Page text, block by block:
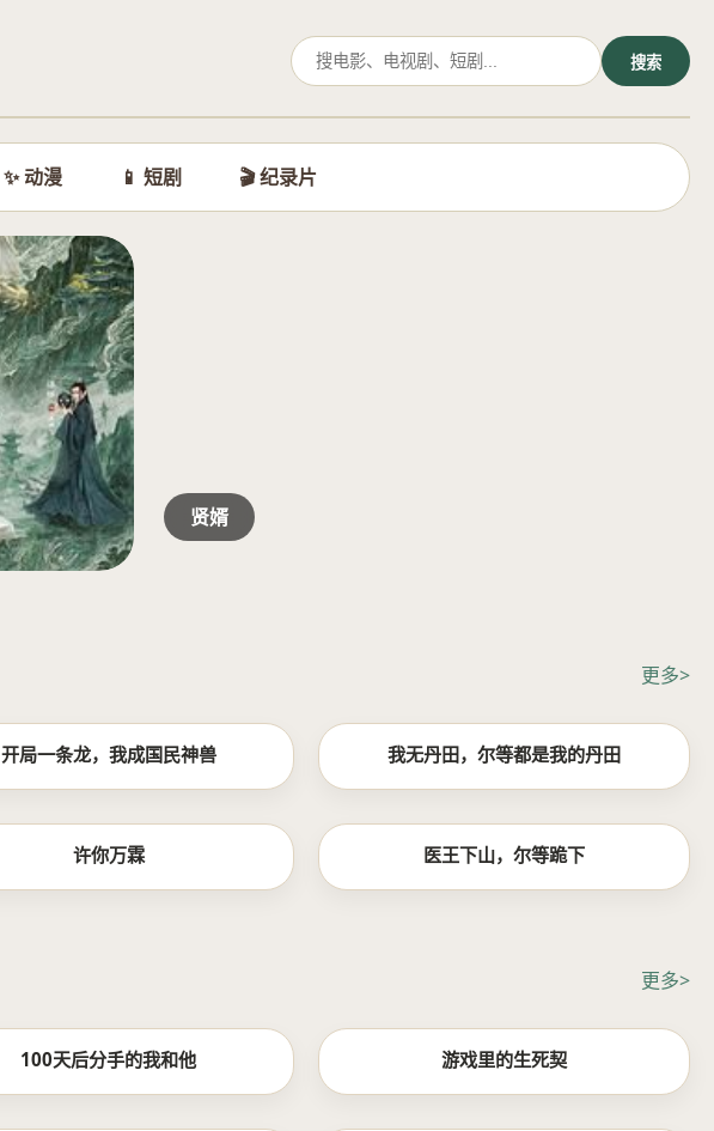
搜索
✨ 动漫 📱 短剧 🎬 纪录片
贤婿
更多>
开局一条龙，我成国民神兽 我无丹田，尔等都是我的丹田
全集
许你万霖
全集
医王下山，尔等跪下
更多>
100天后分手的我和他 游戏里的生死契
更新至18集 更新至18集